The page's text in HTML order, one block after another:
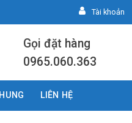
Tài khoản
Gọi đặt hàng
0965.060.363
LIÊN HỆ